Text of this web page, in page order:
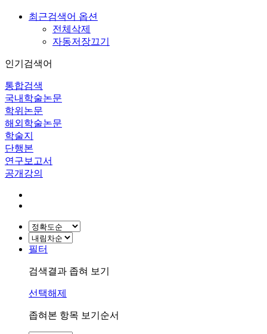
최근검색어 옵션
전체삭제
자동저장끄기
인기검색어
통합검색
국내학술논문
학위논문
해외학술논문
학술지
단행본
연구보고서
공개강의
필터
검색결과 좁혀 보기
선택해제
좁혀본 항목 보기순서